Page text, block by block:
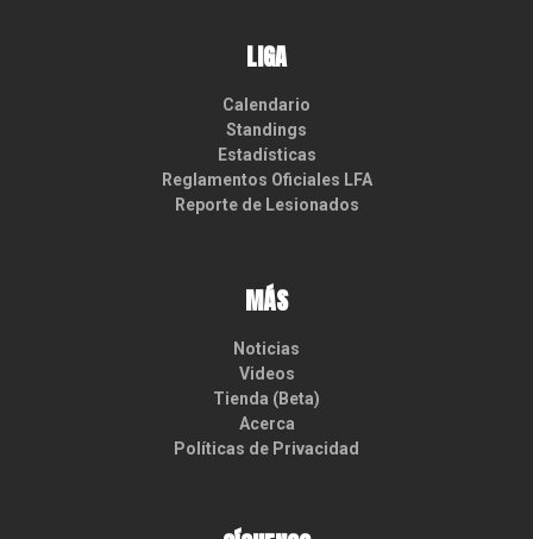
LIGA
Calendario
Standings
Estadísticas
Reglamentos Oficiales LFA
Reporte de Lesionados
MÁS
Noticias
Videos
Tienda (Beta)
Acerca
Políticas de Privacidad